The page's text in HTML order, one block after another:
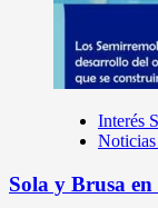
Interés
Sola y Brusa